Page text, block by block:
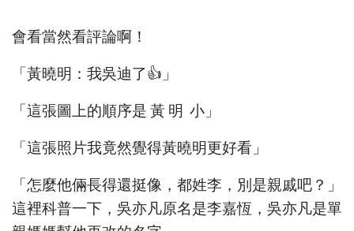
會看當然看評論啊！
「黃曉明：我吳迪了👍」
「這張圖上的順序是 黃 明 小」
「這張照片我竟然覺得黃曉明更好看」
「怎麼他倆長得還挺像，都姓李，別是親戚吧？」
這裡科普一下，吳亦凡原名是李嘉恆，吳亦凡是單